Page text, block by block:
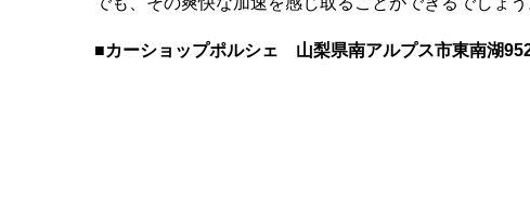
■カーショップポルシェ 山梨県南アルプス市東南湖